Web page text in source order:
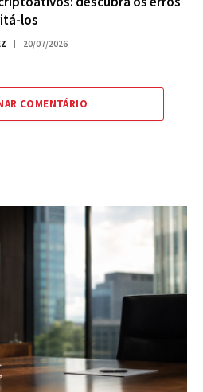
los
20/07/2026
COMENTÁRIO